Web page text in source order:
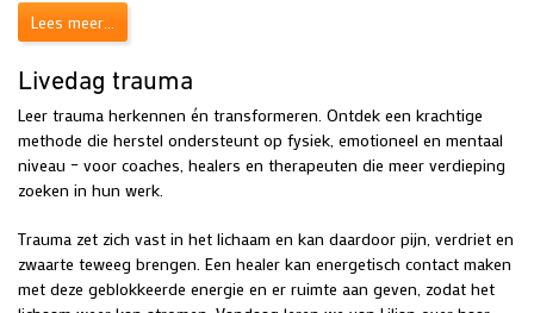
Lees meer...
Livedag trauma
Leer trauma herkennen én transformeren. Ontdek een krachtige
methode die herstel ondersteunt op fysiek, emotioneel en mentaal
niveau – voor coaches, healers en therapeuten die meer verdieping
zoeken in hun werk.
Trauma zet zich vast in het lichaam en kan daardoor pijn, verdriet en
zwaarte teweeg brengen. Een healer kan energetisch contact maken
met deze geblokkeerde energie en er ruimte aan geven, zodat het